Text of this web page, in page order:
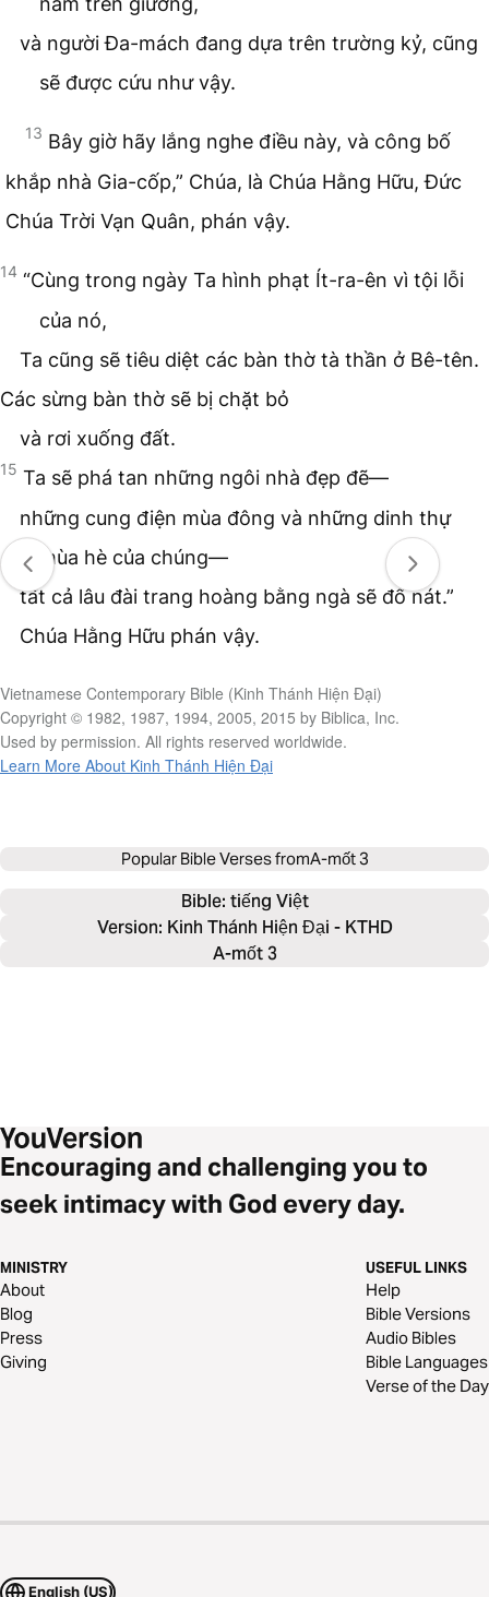
và người Đa-mách đang dựa trên trường kỷ, cũng
sẽ được cứu như vậy.
13 Bây giờ hãy lắng nghe điều này, và công bố
khắp nhà Gia-cốp,” Chúa, là Chúa Hằng Hữu, Đức
Chúa Trời Vạn Quân, phán vậy.
14 “Cùng trong ngày Ta hình phạt Ít-ra-ên vì tội lỗi
của nó,
Ta cũng sẽ tiêu diệt các bàn thờ tà thần ở Bê-tên.
Các sừng bàn thờ sẽ bị chặt bỏ
và rơi xuống đất.
15 Ta sẽ phá tan những ngôi nhà đẹp đẽ—
những cung điện mùa đông và những dinh thự
mùa hè của chúng—
tất cả lâu đài trang hoàng bằng ngà sẽ đổ nát.”
Chúa Hằng Hữu phán vậy.
Vietnamese Contemporary Bible (Kinh Thánh Hiện Đại)
Copyright © 1982, 1987, 1994, 2005, 2015 by Biblica, Inc.
Used by permission. All rights reserved worldwide.
Learn More About Kinh Thánh Hiện Đại
Popular Bible Verses fromA-mốt 3
Bible: tiếng Việt
Version: Kinh Thánh Hiện Đại - KTHD
A-mốt 3
Encouraging and challenging you to
seek intimacy with God every day.
MINISTRY
About
Blog
Press
Giving
USEFUL LINKS
Help
Bible Versions
Audio Bibles
Bible Languages
Verse of the Day
English (US)